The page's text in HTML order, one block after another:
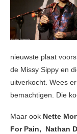
nieuwste plaat
de Missy Sippy en
uitverkocht. Wees
bemachtigen. Die
Maar ook Nette
For Pain, Nathan